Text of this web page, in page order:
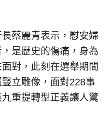
蔡麗青表示，慰安婦
是歷史的傷痛，身為
對，此刻在選舉期間
立雕像，面對228事
重提轉型正義讓人驚